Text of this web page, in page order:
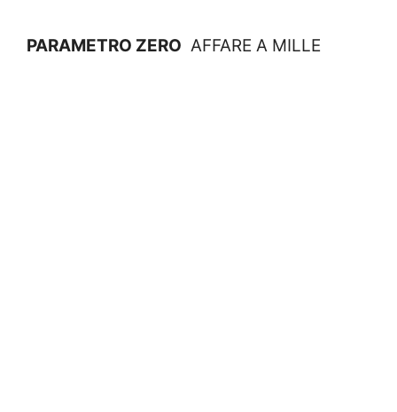
PARAMETRO ZERO AFFARE A MILLE